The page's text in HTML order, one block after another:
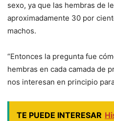
sexo, ya que las hembras de
aproximadamente 30 por
machos.
“Entonces la pregunta fue
hembras en cada camada de
nos interesan en principio
TE PUEDE INTERESAR